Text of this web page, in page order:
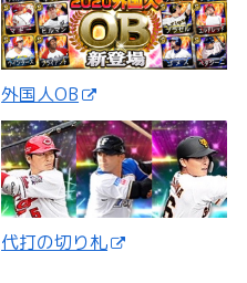
外国人OB
代打の切り札